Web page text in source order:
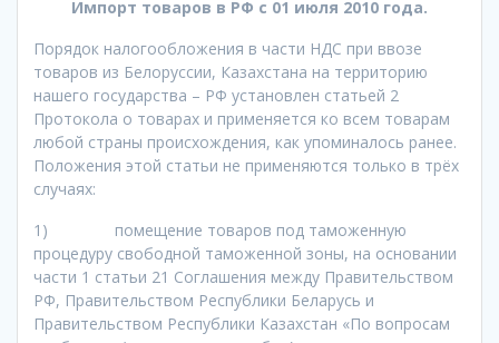
Импорт товаров в РФ с 01 июля 2010 года.
Порядок налогообложения в части НДС при ввозе
товаров из Белоруссии, Казахстана на территорию
нашего государства – РФ установлен статьей 2
Протокола о товарах и применяется ко всем товарам
любой страны происхождения, как упоминалось ранее.
Положения этой статьи не применяются только в трёх
случаях:
1) помещение товаров под таможенную
процедуру свободной таможенной зоны, на основании
части 1 статьи 21 Соглашения между Правительством
РФ, Правительством Республики Беларусь и
Правительством Республики Казахстан «По вопросам